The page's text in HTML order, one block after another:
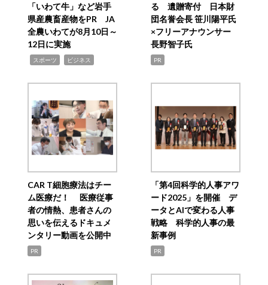
「いわて牛」など岩手
県産農畜産物をPR JA
全農いわてが8月10日～
12日に実施
スポーツ ビジネス
る 遺贈寄付 日本財
団名誉会長 笹川陽平氏
×フリーアナウンサー
長野智子氏
PR
CAR T細胞療法はチー
ム医療だ！ 医療従事
者の情熱、患者さんの
思いを伝えるドキュメ
ンタリー動画を公開中
PR
「第4回科学的人事アワ
ード2025」を開催 デ
ータとAIで変わる人事
戦略 科学的人事の最
新事例
PR